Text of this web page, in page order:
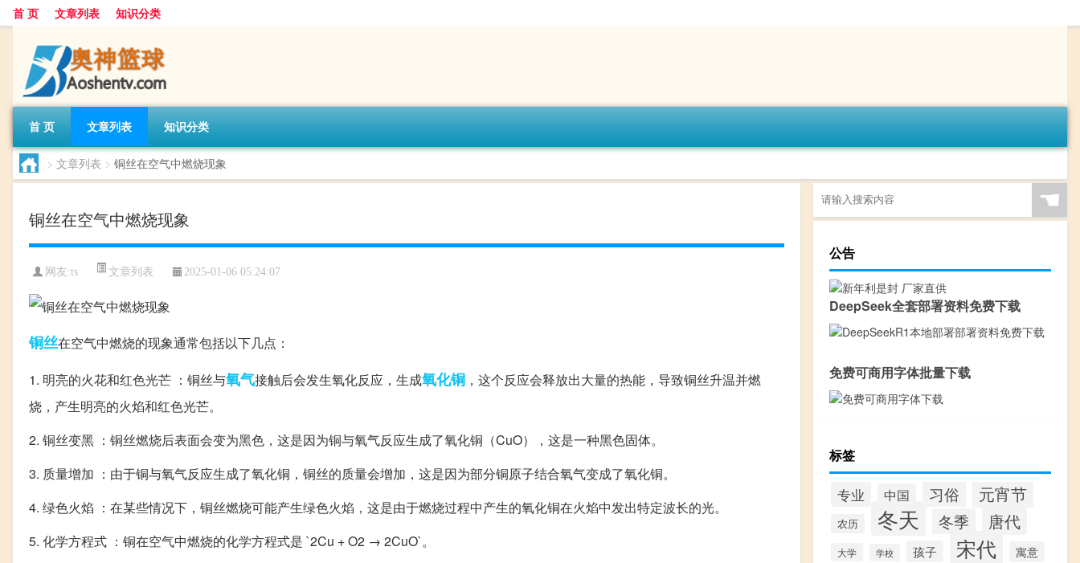
首 页 文章列表 知识分类
首 页 文章列表 知识分类
> 文章列表 > 铜丝在空气中燃烧现象
铜丝在空气中燃烧现象
网友:ts 文章列表 2025-01-06 05:24:07
铜丝在空气中燃烧的现象通常包括以下几点：
1. 明亮的火花和红色光芒 ：铜丝与氧气接触后会发生氧化反应，生成氧化铜 ，这个反应会释放出大量的热能，导致铜丝升温并燃
烧，产生明亮的火焰和红色光芒。
2. 铜丝变黑 ：铜丝燃烧后表面会变为黑色，这是因为铜与氧气反应生成了氧化铜（CuO），这是一种黑色固体。
3. 质量增加 ：由于铜与氧气反应生成了氧化铜，铜丝的质量会增加，这是因为部分铜原子结合氧气变成了氧化铜。
4. 绿色火焰 ：在某些情况下，铜丝燃烧可能产生绿色火焰，这是由于燃烧过程中产生的氧化铜在火焰中发出特定波长的光。
5. 化学方程式 ：铜在空气中燃烧的化学方程式是 `2Cu + O2 → 2CuO`。
☚
公告
DeepSeek全套部署资料免费下载
免费可商用字体批量下载
标签
专业 中国 习俗 元宵节
农历 冬天 冬季 唐代
大学 学校 孩子 宋代 寓意